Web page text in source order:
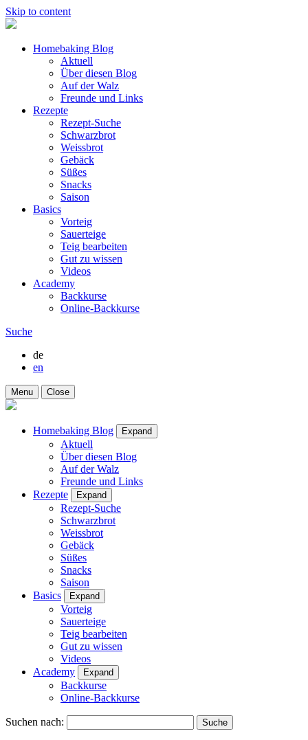
Skip to content
Homebaking Blog
Aktuell
Über diesen Blog
Auf der Walz
Freunde und Links
Rezepte
Rezept-Suche
Schwarzbrot
Weissbrot
Gebäck
Süßes
Snacks
Saison
Basics
Vorteig
Sauerteige
Teig bearbeiten
Gut zu wissen
Videos
Academy
Backkurse
Online-Backkurse
Suche
de
en
Menu Close
Homebaking Blog Expand
Aktuell
Über diesen Blog
Auf der Walz
Freunde und Links
Rezepte
Expand
Rezept-Suche
Schwarzbrot
Weissbrot
Gebäck
Süßes
Snacks
Saison
Basics
Expand
Vorteig
Sauerteige
Teig bearbeiten
Gut zu wissen
Videos
Academy
Expand
Backkurse
Online-Backkurse
Suchen nach: